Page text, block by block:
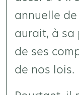
annuelle
aurait, à sa
de ses
de nos lois.